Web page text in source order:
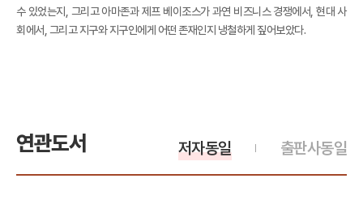
수 있었는지, 그리고 아마존과 제프 베이조스가 과연 비즈니스 경쟁에서, 현대 사
회에서, 그리고 지구와 지구인에게 어떤 존재인지 냉철하게 짚어보았다.
연관도서 출판사동일
저자동일